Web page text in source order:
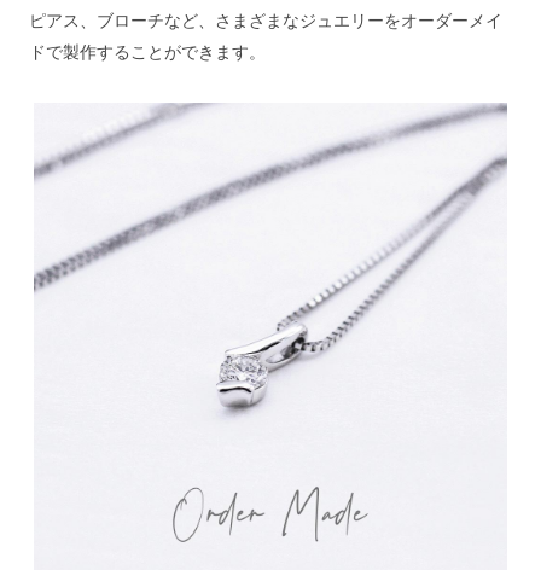
ピアス、ブローチなど、さまざまなジュエリーをオーダーメイ
ドで製作することができます。